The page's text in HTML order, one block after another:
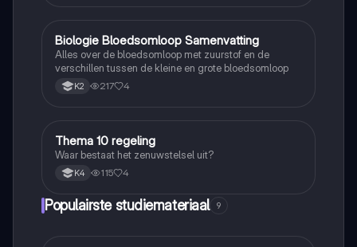
Biologie
Biologie Bloedsomloop Samenvatting
Alles over de bloedsomloop met zuurstof en de
verschillen tussen de kleine en grote bloedsomloop
K2 217 4
Biologie
Thema 10 regeling
Waar bestaat het zenuwstelsel uit?
K4 115 4
Populairste studiemateriaal 9